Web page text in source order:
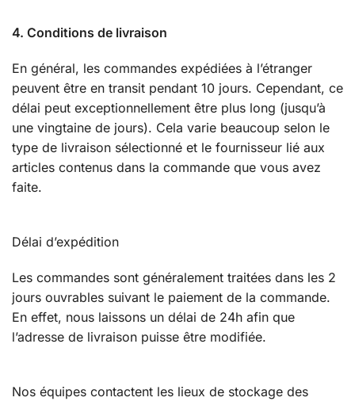
4. Conditions de livraison
En général, les commandes expédiées à l’étranger
peuvent être en transit pendant 10 jours. Cependant, ce
délai peut exceptionnellement être plus long (jusqu’à
une vingtaine de jours). Cela varie beaucoup selon le
type de livraison sélectionné et le fournisseur lié aux
articles contenus dans la commande que vous avez
faite.
Délai d’expédition
Les commandes sont généralement traitées dans les 2
jours ouvrables suivant le paiement de la commande.
En effet, nous laissons un délai de 24h afin que
l’adresse de livraison puisse être modifiée.
Nos équipes contactent les lieux de stockage des